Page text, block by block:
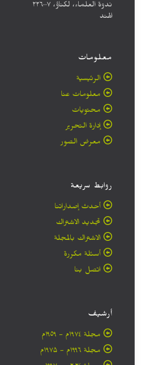
ندوة العلماء، لكناؤ، ۲۲٦۰۰۷
الهند
معلومات
الرئيسية
معلومات عنا
محتويات
إدارة التحرير
معرض الصور
روابط سريعة
أحدث إصداراتنا
تجديد الاشتراك
الاشتراك بالمجلة
أسئلة مكررة
اتصل بنا
أرشيف
مجلة ۱۹۷٤م - ١٩٥٩م
مجلة ۱۹۹٦م - ۱۹۷۵م